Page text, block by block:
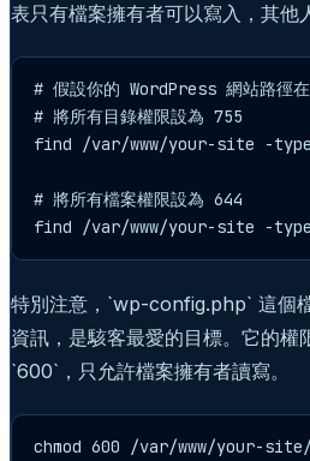
表只有檔案擁有者可以寫入，其他
# 假設你的 WordPress 網站路
# 將所有目錄權限設為 755
find /var/www/your-site -
# 將所有檔案權限設為 644
find /var/www/your-site -
特別注意，`wp-config.php` 這個
資訊，是駭客最愛的目標。它的權
`600`，只允許檔案擁有者讀寫。
chmod 600 /var/www/your-